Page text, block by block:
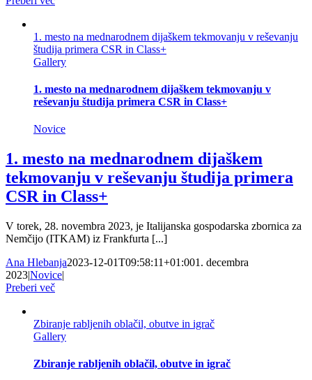
1. mesto na mednarodnem dijaškem tekmovanju v reševanju
študija primera CSR in Class+
Gallery
1. mesto na mednarodnem dijaškem tekmovanju v
reševanju študija primera CSR in Class+
Novice
1. mesto na mednarodnem dijaškem
tekmovanju v reševanju študija primera
CSR in Class+
V torek, 28. novembra 2023, je Italijanska gospodarska zbornica za
Nemčijo (ITKAM) iz Frankfurta [...]
Ana Hlebanja2023-12-01T09:58:11+01:001. decembra
2023|Novice|
Preberi več
Zbiranje rabljenih oblačil, obutve in igrač
Gallery
Zbiranje rabljenih oblačil, obutve in igrač